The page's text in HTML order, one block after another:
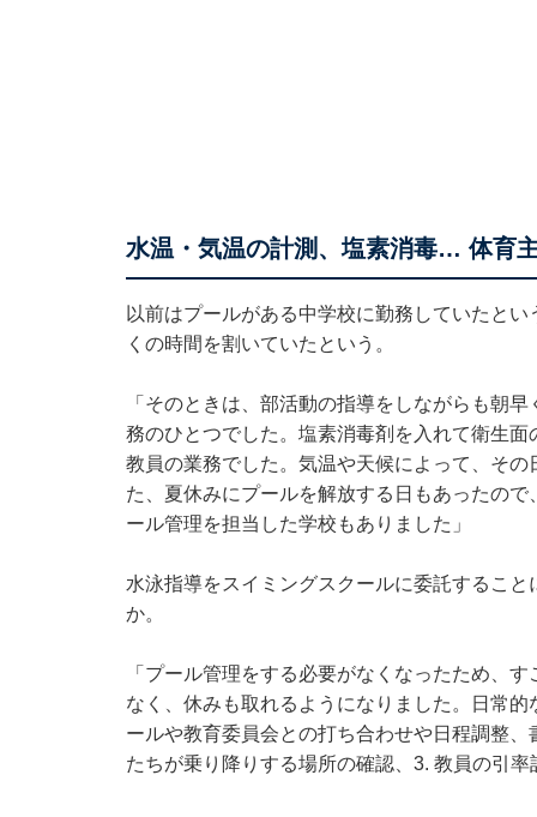
水温・気温の計測、塩素消毒… 体育
以前はプールがある中学校に勤務していたと
くの時間を割いていたという。
「そのときは、部活動の指導をしながらも朝
務のひとつでした。塩素消毒剤を入れて衛生
教員の業務でした。気温や天候によって、そ
た、夏休みにプールを解放する日もあったの
ール管理を担当した学校もありました」
水泳指導をスイミングスクールに委託するこ
か。
「プール管理をする必要がなくなったため、
なく、休みも取れるようになりました。日常
ールや教育委員会との打ち合わせや日程調整
たちが乗り降りする場所の確認、3. 教員の引率